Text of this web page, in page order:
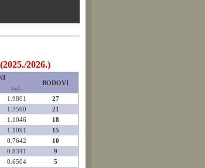
2026.)
BODOVI
kol.
1.9801
27
1.3590
21
1.1046
18
1.1091
15
0.7642
10
0.8341
9
0.6504
5